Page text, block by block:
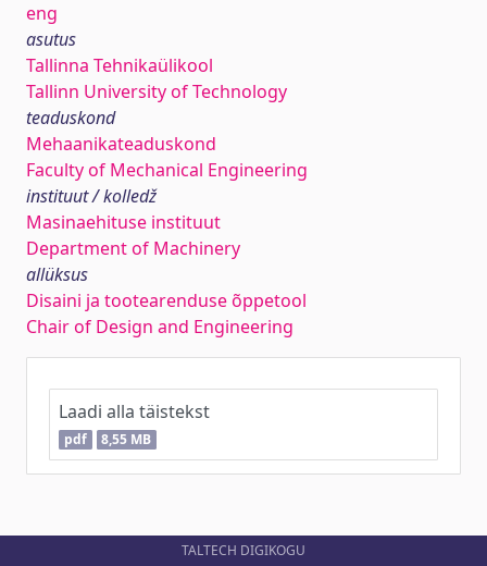
eng
asutus
Tallinna Tehnikaülikool
Tallinn University of Technology
teaduskond
Mehaanikateaduskond
Faculty of Mechanical Engineering
instituut / kolledž
Masinaehituse instituut
Department of Machinery
allüksus
Disaini ja tootearenduse õppetool
Chair of Design and Engineering
Laadi alla täistekst
pdf 8,55 MB
TALTECH DIGIKOGU